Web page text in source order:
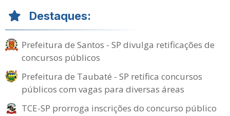
Destaques:
Prefeitura de Santos - SP divulga retificações de
concursos públicos
Prefeitura de Taubaté - SP retifica concursos
públicos com vagas para diversas áreas
TCE-SP prorroga inscrições do concurso público